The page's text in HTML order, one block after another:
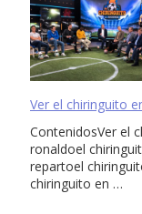
Ver el chiringuito
ContenidosVer el
ronaldoel
repartoel
chiringuito en …